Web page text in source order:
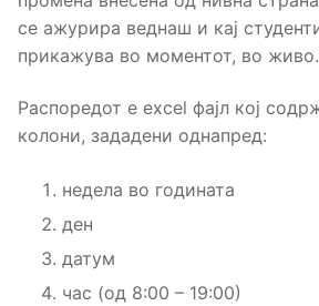
се ажурира веднаш и кај
прикажува во моментот, во живо.
Распоредот е excel фајл кој
колони, зададени однапред:
недела во годината
ден
датум
час (од 8:00 – 19:00)